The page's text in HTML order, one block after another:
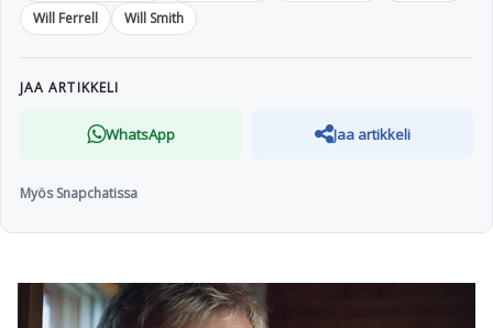
Will Ferrell
Will Smith
JAA ARTIKKELI
WhatsApp Jaa artikkeli
Myös Snapchatissa